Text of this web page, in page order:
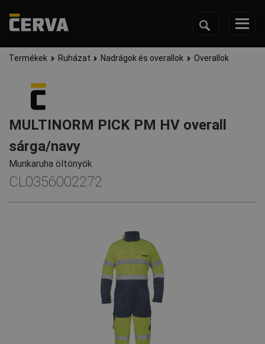
Termékek Ruházat Nadrágok és overallok Overallok
MULTINORM PICK PM HV overall
sárga/navy
Munkaruha öltönyök
CL0356002272